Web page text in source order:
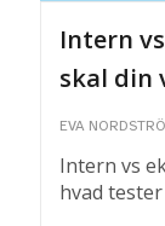
Intern
skal din
EVA
Intern vs
hvad